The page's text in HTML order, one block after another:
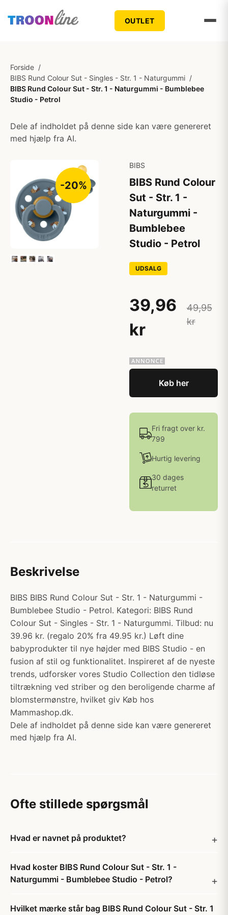
OUTLET
Forside /
BIBS Rund Colour Sut - Singles - Str. 1 - Naturgummi /
BIBS Rund Colour Sut - Str. 1 - Naturgummi - Bumblebee
Studio - Petrol
Dele af indholdet på denne side kan være genereret
med hjælp fra AI.
-20%
BIBS
BIBS Rund Colour
Sut - Str. 1 -
Naturgummi -
Bumblebee
Studio - Petrol
UDSALG
39,96
kr
49,95
kr
Køb her
Fri fragt over kr.
799
Hurtig levering
30 dages
returret
Beskrivelse
BIBS BIBS Rund Colour Sut - Str. 1 - Naturgummi -
Bumblebee Studio - Petrol. Kategori: BIBS Rund
Colour Sut - Singles - Str. 1 - Naturgummi. Tilbud: nu
39.96 kr. (regalo 20% fra 49.95 kr.) Løft dine
babyprodukter til nye højder med BIBS Studio - en
fusion af stil og funktionalitet. Inspireret af de nyeste
trends, udforsker vores Studio Collection den tidløse
tiltrækning ved striber og den beroligende charme af
blomstermønstre, hvilket giv Køb hos
Mammashop.dk.
Dele af indholdet på denne side kan være genereret
med hjælp fra AI.
Ofte stillede spørgsmål
Hvad er navnet på produktet?
Hvad koster BIBS Rund Colour Sut - Str. 1 -
Naturgummi - Bumblebee Studio - Petrol?
Hvilket mærke står bag BIBS Rund Colour Sut - Str. 1